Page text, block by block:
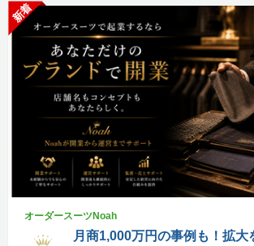
新着
オーダースーツNoah
月商1,000万円の事例も！拡大